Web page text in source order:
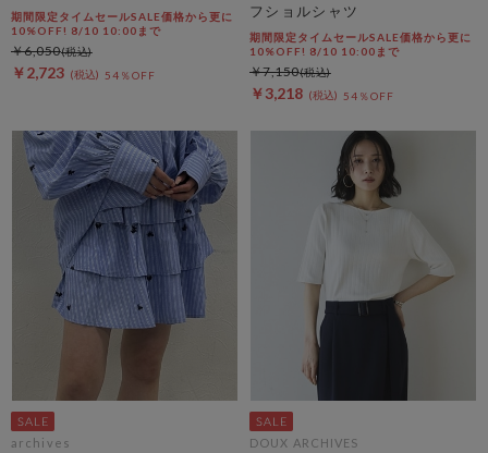
期間限定タイムセールSALE価格から更に
10%OFF! 8/10 10:00まで
￥2,723 54％OFF
￥6,050
フショルシャツ
期間限定タイムセールSALE価格から更に
10%OFF! 8/10 10:00まで
￥3,218 54％OFF
￥7,150
archives DOUX ARCHIVES